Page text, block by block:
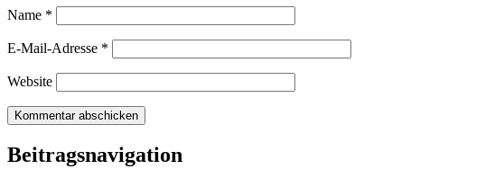
Name *
E-Mail-Adresse *
Website
Beitragsnavigation